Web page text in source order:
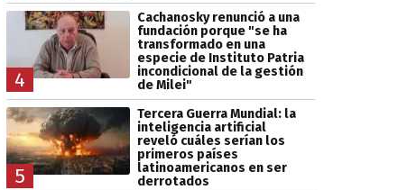
4
Cachanosky renunció a una
fundación porque "se ha
transformado en una
especie de Instituto Patria
incondicional de la gestión
de Milei"
5
Tercera Guerra Mundial: la
inteligencia artificial
reveló cuáles serían los
primeros países
latinoamericanos en ser
derrotados